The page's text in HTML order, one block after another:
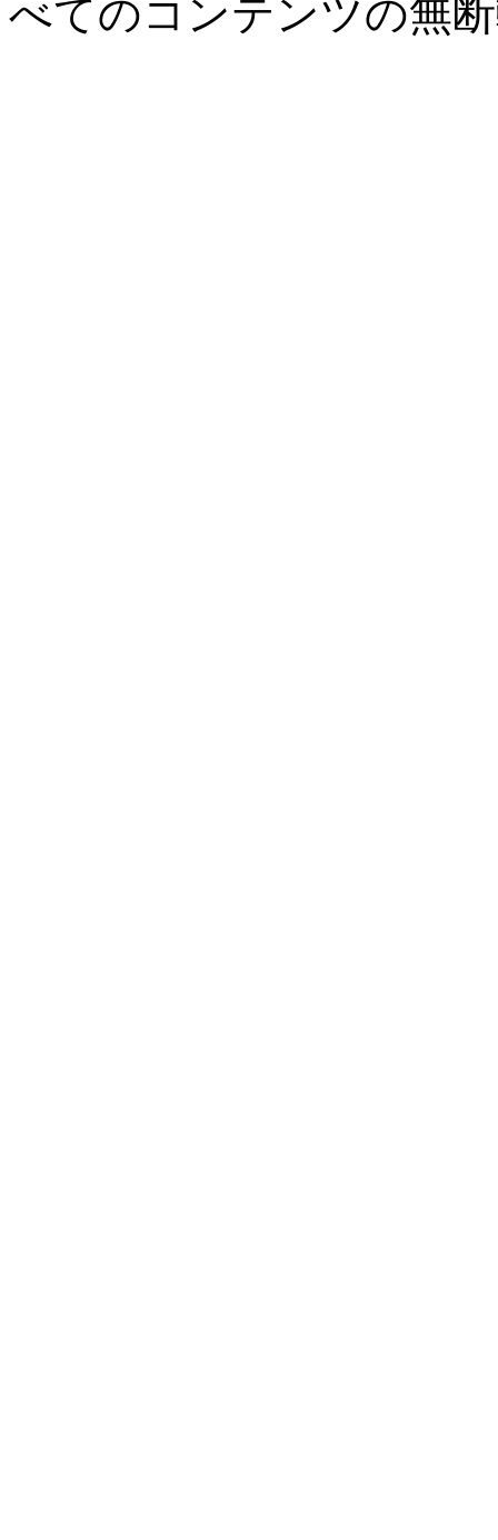
べてのコンテンツの無